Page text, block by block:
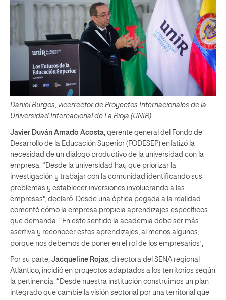
Daniel Burgos, vicerrector de Proyectos Internacionales de la
Universidad Internacional de La Rioja (UNIR).
Javier Duván Amado Acosta, gerente general del Fondo de
Desarrollo de la Educación Superior (FODESEP) enfatizó la
necesidad de un diálogo productivo de la universidad con la
empresa. “Desde la universidad hay que priorizar la
investigación y trabajar con la comunidad identificando sus
problemas y establecer inversiones involucrando a las
empresas”, declaró. Desde una óptica pegada a la realidad
comentó cómo la empresa propicia aprendizajes específicos
que demanda. “En este sentido la academia debe ser más
asertiva y reconocer estos aprendizajes, al menos algunos,
porque nos debemos de poner en el rol de los empresarios”,
Por su parte, Jacqueline Rojas, directora del SENA regional
Atlántico, incidió en proyectos adaptados a los territorios según
la pertinencia. “Desde nuestra institución construimos un plan
integrado que cambie la visión sectorial por una territorial que